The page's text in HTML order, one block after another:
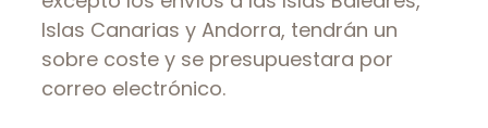
Islas Canarias y Andorra, tendrán un
sobre coste y se presupuestara por
correo electrónico.